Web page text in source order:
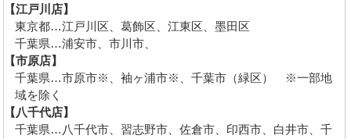
【江戸川店】
東京都…江戸川区、葛飾区、江東区、墨田区
千葉県…浦安市、市川市、
【市原店】
千葉県…市原市※、袖ヶ浦市※、千葉市（緑区） ※一部地
域を除く
【八千代店】
千葉県…八千代市、習志野市、佐倉市、印西市、白井市、千